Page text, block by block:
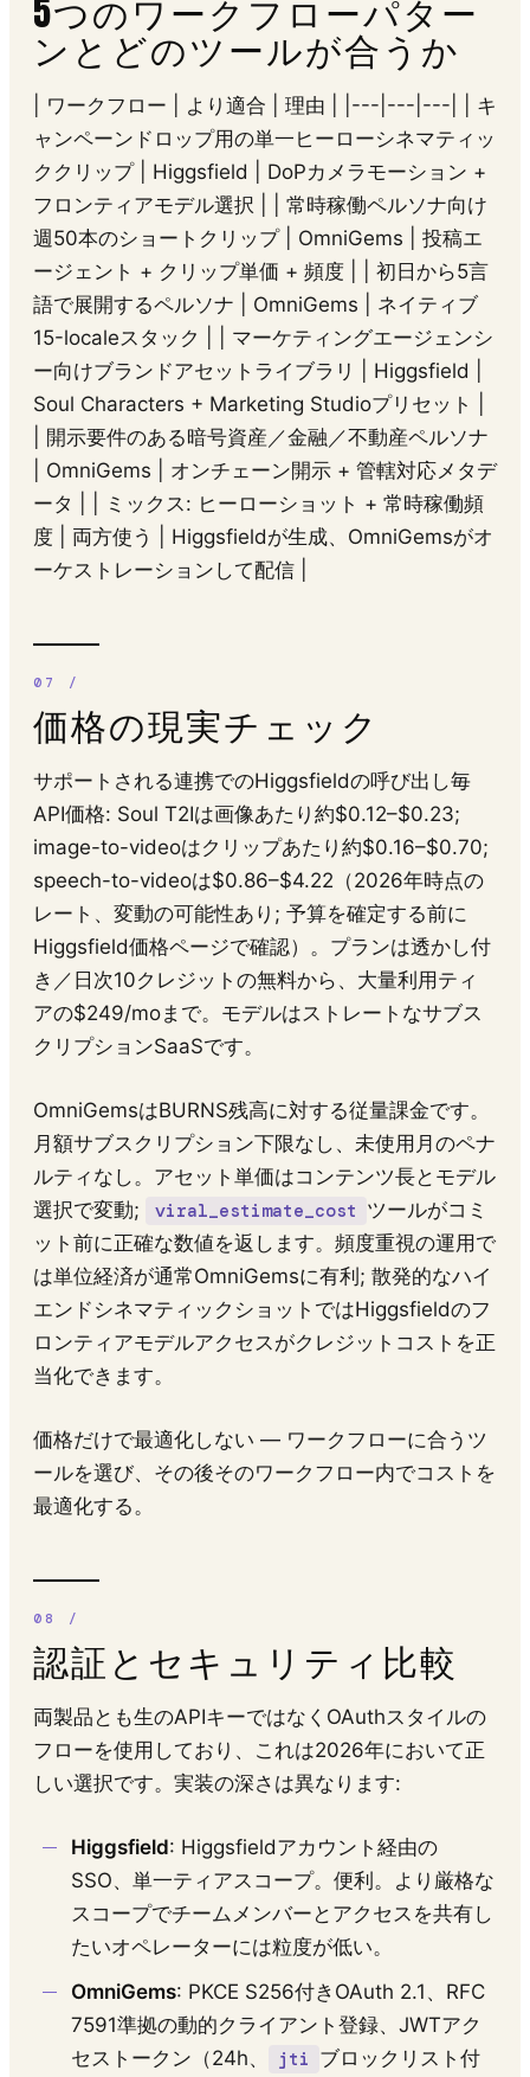
5つのワークフローパター
ンとどのツールが合うか
| ワークフロー | より適合 | 理由 | |---|---|---| | キ
ャンペーンドロップ用の単一ヒーローシネマティッ
ククリップ | Higgsfield | DoPカメラモーション +
フロンティアモデル選択 | | 常時稼働ペルソナ向け
週50本のショートクリップ | OmniGems | 投稿エ
ージェント + クリップ単価 + 頻度 | | 初日から5言
語で展開するペルソナ | OmniGems | ネイティブ
15-localeスタック | | マーケティングエージェンシ
ー向けブランドアセットライブラリ | Higgsfield |
Soul Characters + Marketing Studioプリセット |
| 開示要件のある暗号資産／金融／不動産ペルソナ
| OmniGems | オンチェーン開示 + 管轄対応メタデ
ータ | | ミックス: ヒーローショット + 常時稼働頻
度 | 両方使う | Higgsfieldが生成、OmniGemsがオ
ーケストレーションして配信 |
価格の現実チェック
サポートされる連携でのHiggsfieldの呼び出し毎
API価格: Soul T2Iは画像あたり約$0.12–$0.23;
image-to-videoはクリップあたり約$0.16–$0.70;
speech-to-videoは$0.86–$4.22（2026年時点の
レート、変動の可能性あり; 予算を確定する前に
Higgsfield価格ページで確認）。プランは透かし付
き／日次10クレジットの無料から、大量利用ティ
アの$249/moまで。モデルはストレートなサブス
クリプションSaaSです。
OmniGemsはBURNS残高に対する従量課金です。
月額サブスクリプション下限なし、未使用月のペナ
ルティなし。アセット単価はコンテンツ長とモデル
選択で変動;
viral_estimate_cost ツールがコミ
ット前に正確な数値を返します。頻度重視の運用で
は単位経済が通常OmniGemsに有利; 散発的なハイ
エンドシネマティックショットではHiggsfieldのフ
ロンティアモデルアクセスがクレジットコストを正
当化できます。
価格だけで最適化しない — ワークフローに合うツ
ールを選び、その後そのワークフロー内でコストを
最適化する。
認証とセキュリティ比較
両製品とも生のAPIキーではなくOAuthスタイルの
フローを使用しており、これは2026年において正
しい選択です。実装の深さは異なります:
Higgsfield: Higgsfieldアカウント経由の
SSO、単一ティアスコープ。便利。より厳格な
スコープでチームメンバーとアクセスを共有し
たいオペレーターには粒度が低い。
OmniGems: PKCE S256付きOAuth 2.1、RFC
7591準拠の動的クライアント登録、JWTアク
セストークン（24h、
jti ブロックリスト付